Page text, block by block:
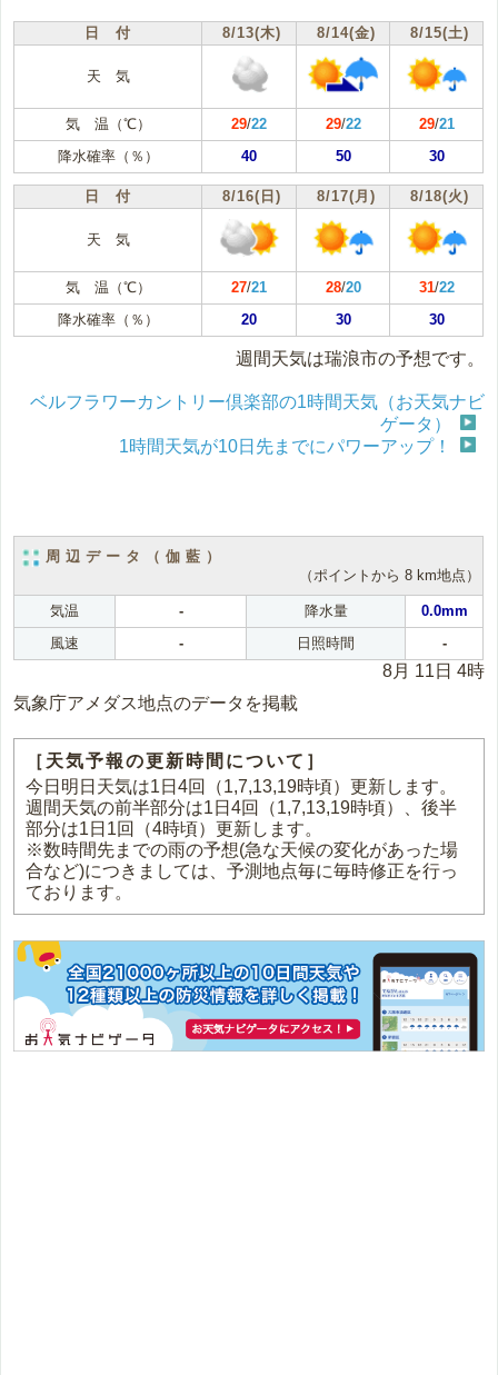
日 付 8/13(木) 8/14(金) 8/15(土)
天 気
気 温（℃） 29/22 29/22 29/21
降水確率（％）
40 50 30
日 付 8/16(日) 8/17(月) 8/18(火)
天 気
気 温（℃） 27/21 28/20 31/22
降水確率（％）
20 30 30
週間天気は瑞浪市の予想です。
ベルフラワーカントリー倶楽部の1時間天気（お天気ナビ
ゲータ）
1時間天気が10日先までにパワーアップ！
周辺データ（伽藍）
（ポイントから 8 km地点）
気温 - 降水量
0.0mm
風速
- 日照時間 -
8月 11日 4時
気象庁アメダス地点のデータを掲載
［天気予報の更新時間について］
今日明日天気は1日4回（1,7,13,19時頃）更新します。
週間天気の前半部分は1日4回（1,7,13,19時頃）、後半
部分は1日1回（4時頃）更新します。
※数時間先までの雨の予想(急な天候の変化があった場
合など)につきましては、予測地点毎に毎時修正を行っ
ております。